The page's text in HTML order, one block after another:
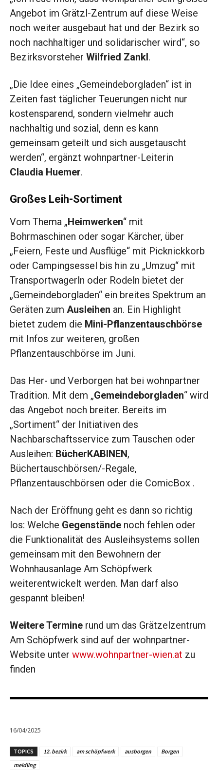
Angebot im Grätzl-Zentrum auf diese Weise
noch weiter ausgebaut hat und der Bezirk so
noch nachhaltiger und solidarischer wird“, so
Bezirksvorsteher Wilfried Zankl.
„Die Idee eines „Gemeindeborgladen“ ist in
Zeiten fast täglicher Teuerungen nicht nur
kostensparend, sondern vielmehr auch
nachhaltig und sozial, denn es kann
gemeinsam geteilt und sich ausgetauscht
werden“, ergänzt wohnpartner-Leiterin
Claudia Huemer.
Großes Leih-Sortiment
Vom Thema „Heimwerken“ mit
Bohrmaschinen oder sogar Kärcher, über
„Feiern, Feste und Ausflüge“ mit Picknickkorb
oder Campingsessel bis hin zu „Umzug“ mit
Transportwagerln oder Rodeln bietet der
„Gemeindeborgladen“ ein breites Spektrum an
Geräten zum Ausleihen an. Ein Highlight
bietet zudem die Mini-Pflanzentauschbörse
mit Infos zur weiteren, großen
Pflanzentauschbörse im Juni.
Das Her- und Verborgen hat bei wohnpartner
Tradition. Mit dem „Gemeindeborgladen“ wird
das Angebot noch breiter. Bereits im
„Sortiment“ der Initiativen des
Nachbarschaftsservice zum Tauschen oder
Ausleihen: BücherKABINEN,
Büchertauschbörsen/-Regale,
Pflanzentauschbörsen oder die ComicBox .
Nach der Eröffnung geht es dann so richtig
los: Welche Gegenstände noch fehlen oder
die Funktionalität des Ausleihsystems sollen
gemeinsam mit den Bewohnern der
Wohnhausanlage Am Schöpfwerk
weiterentwickelt werden. Man darf also
gespannt bleiben!
Weitere Termine rund um das Grätzelzentrum
Am Schöpfwerk sind auf der wohnpartner-
Website unter www.wohnpartner-wien.at zu
finden
16/04/2025
TOPICS 12. bezirk am schöpfwerk ausborgen
Borgen
meidling